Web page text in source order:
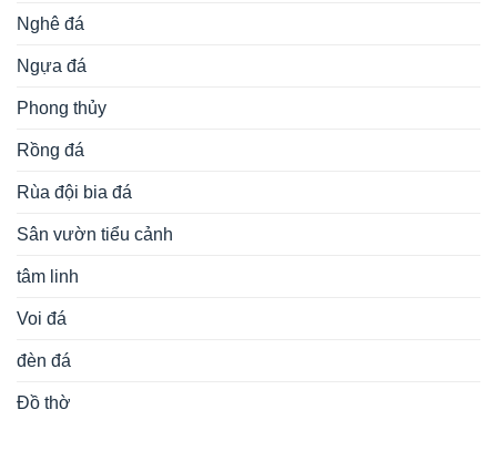
Nghê đá
Ngựa đá
Phong thủy
Rồng đá
Rùa đội bia đá
Sân vườn tiểu cảnh
tâm linh
Voi đá
đèn đá
Đồ thờ